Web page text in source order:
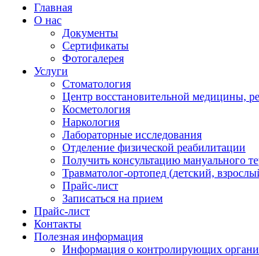
Главная
О нас
Документы
Сертификаты
Фотогалерея
Услуги
Стоматология
Центр восстановительной медицины,
Косметология
Наркология
Лабораторные исследования
Отделение физической реабилитации
Получить консультацию мануального
Травматолог-ортопед (детский,
Прайс-лист
Записаться на прием
Прайс-лист
Контакты
Полезная информация
Информация о контролирующих